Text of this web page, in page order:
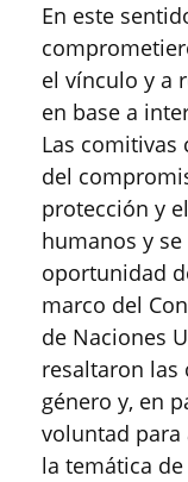
En este
el vínculo y a
en base a
Las
del
protección y
humanos y
oportunidad
marco del
de Naciones
resaltaron las
género y, en
voluntad para
la temática